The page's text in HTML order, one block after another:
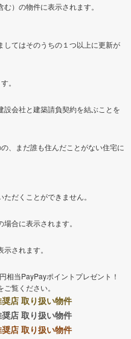
）の物件に表示されます。
てはそのうちの１つ以上に更新が
。
会社と建築請負契約を結ぶことを
、まだ誰も住んだことがない住宅に
だくことができません。
合に表示されます。
されます。
相当PayPayポイントプレゼント！
ご覧ください。
店 取り扱い物件
店 取り扱い物件
店 取り扱い物件